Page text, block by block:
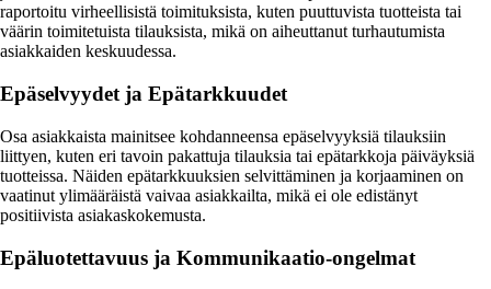
raportoitu virheellisistä toimituksista, kuten puuttuvista tuotteista tai
väärin toimitetuista tilauksista, mikä on aiheuttanut turhautumista
asiakkaiden keskuudessa.
Epäselvyydet ja Epätarkkuudet
Osa asiakkaista mainitsee kohdanneensa epäselvyyksiä tilauksiin
liittyen, kuten eri tavoin pakattuja tilauksia tai epätarkkoja päiväyksiä
tuotteissa. Näiden epätarkkuuksien selvittäminen ja korjaaminen on
vaatinut ylimääräistä vaivaa asiakkailta, mikä ei ole edistänyt
positiivista asiakaskokemusta.
Epäluotettavuus ja Kommunikaatio-ongelmat